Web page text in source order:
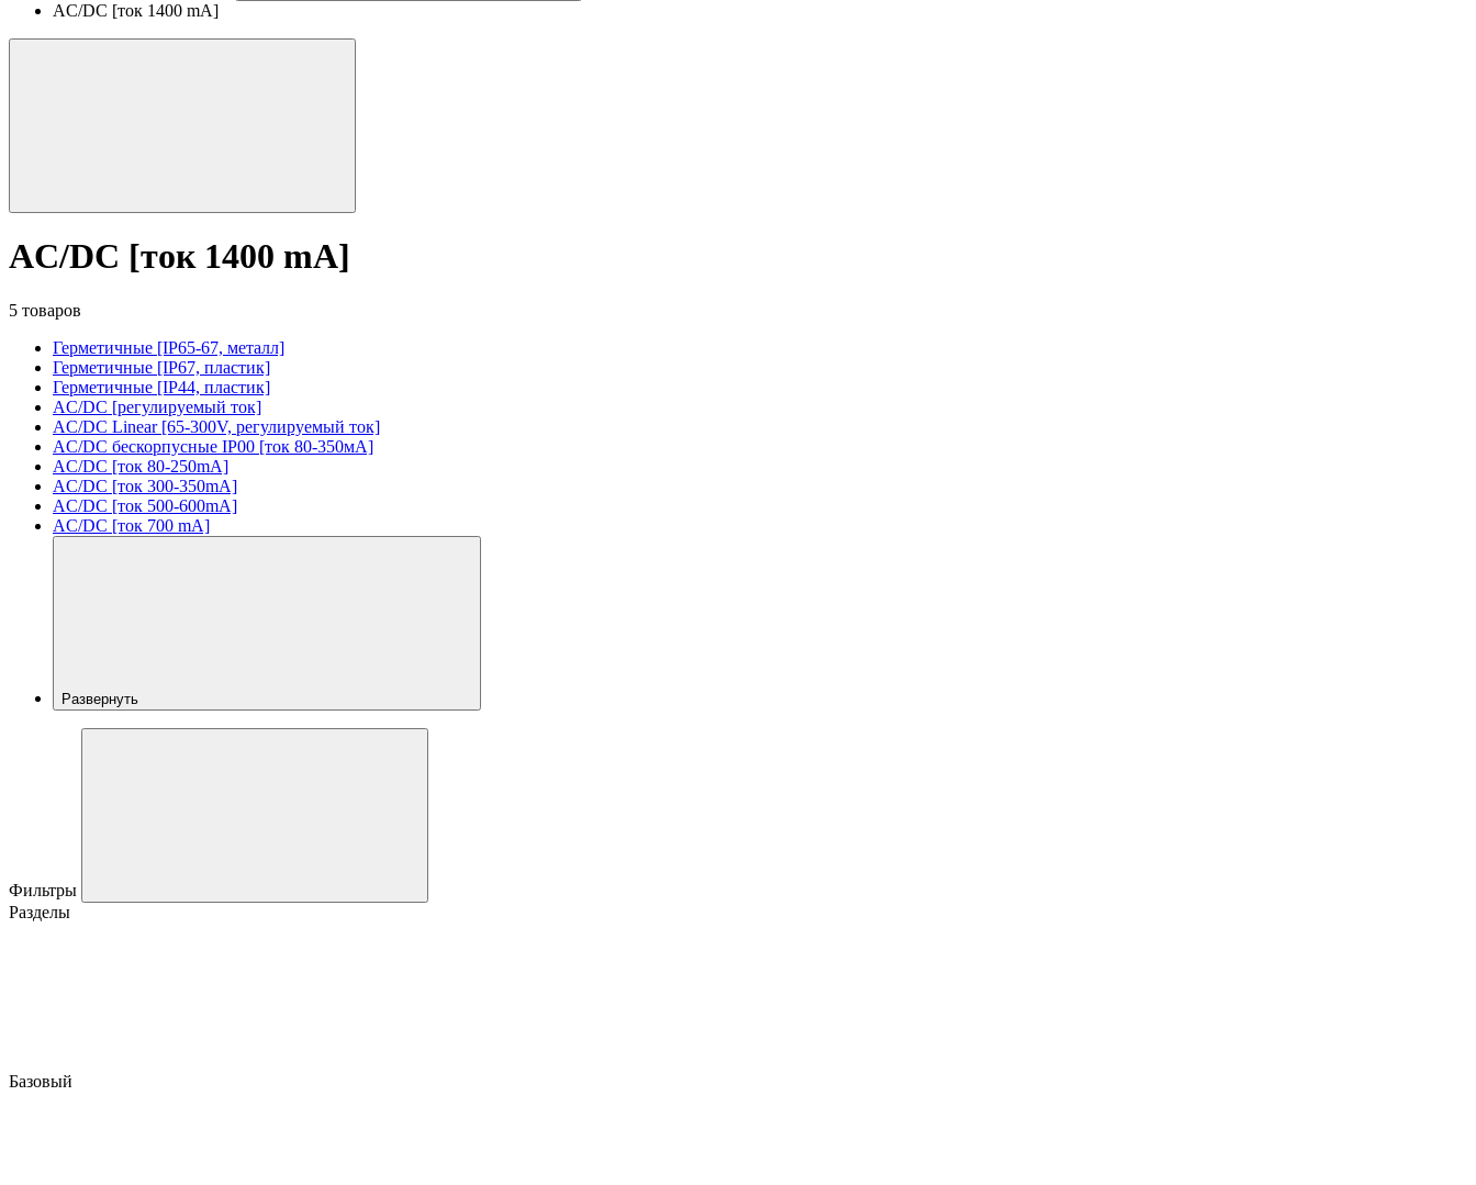
AC/DC [ток 1400 mA]
AC/DC [ток 1400 mA]
5 товаров
Герметичные [IP65-67, металл]
Герметичные [IP67, пластик]
Герметичные [IP44, пластик]
AC/DC [регулируемый ток]
AC/DC Linear [65-300V, регулируемый ток]
AC/DC бескорпусные IP00 [ток 80-350мА]
AC/DC [ток 80-250mA]
AC/DC [ток 300-350mA]
AC/DC [ток 500-600mA]
AC/DC [ток 700 mA]
Развернуть
Фильтры
Разделы
Базовый